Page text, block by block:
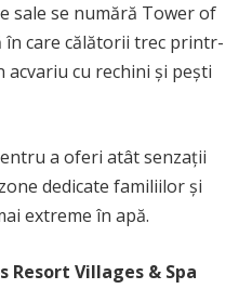
sale se numără Tower of
în care călătorii trec printr-
cu rechini și pești
a oferi atât senzații
dedicate familiilor și
extreme în apă.
Resort Villages & Spa